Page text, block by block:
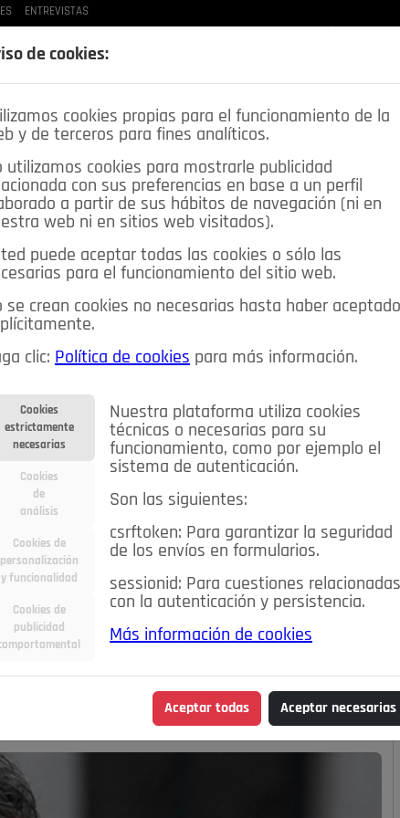
ENTREVISTAS
DEPORTES OPINIÓN IN SALUD 🔴 EN DIRECTO
MIS ANUNCIOS
de cookies:
cookies propias para el funcionamiento de la
y de terceros para fines analíticos.
utilizamos cookies para mostrarle publicidad
con sus preferencias en base a un perfil
a partir de sus hábitos de navegación (ni en
web ni en sitios web visitados).
puede aceptar todas las cookies o sólo las
para el funcionamiento del sitio web.
se crean cookies no necesarias hasta haber aceptado
clic: Política de cookies para más información.
Cookies
estrictamente
necesarias
Cookies
de
análisis
Cookies de
personalización
y funcionalidad
Cookies de
publicidad
Nuestra plataforma utiliza cookies
técnicas o necesarias para su
funcionamiento, como por ejemplo el
sistema de autenticación.
Son las siguientes:
csrftoken: Para garantizar la seguridad
de los envíos en formularios.
sessionid: Para cuestiones relacionadas
con la autenticación y persistencia.
Más información de cookies
Aceptar todas Aceptar necesarias